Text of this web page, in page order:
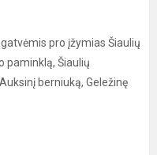
pro įžymias Šiaulių
paminklą, Šiaulių
berniuką, Geležinę